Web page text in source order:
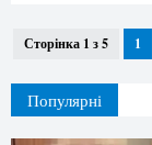
Сторінка 1 з 5 1
Популярні